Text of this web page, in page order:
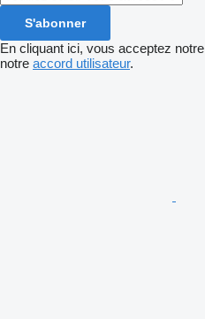
S'abonner
En cliquant ici, vous acceptez notre
notre accord utilisateur.